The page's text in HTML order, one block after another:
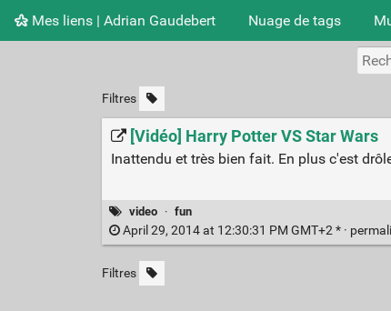
Mes liens | Adrian Gaudebert Nuage de tags
Filtres
[Vidéo] Harry Potter VS Star Wars
Inattendu et très bien fait. En plus c'est
video · fun
April 29, 2014 at 12:30:31 PM GMT+2 * ·
Filtres